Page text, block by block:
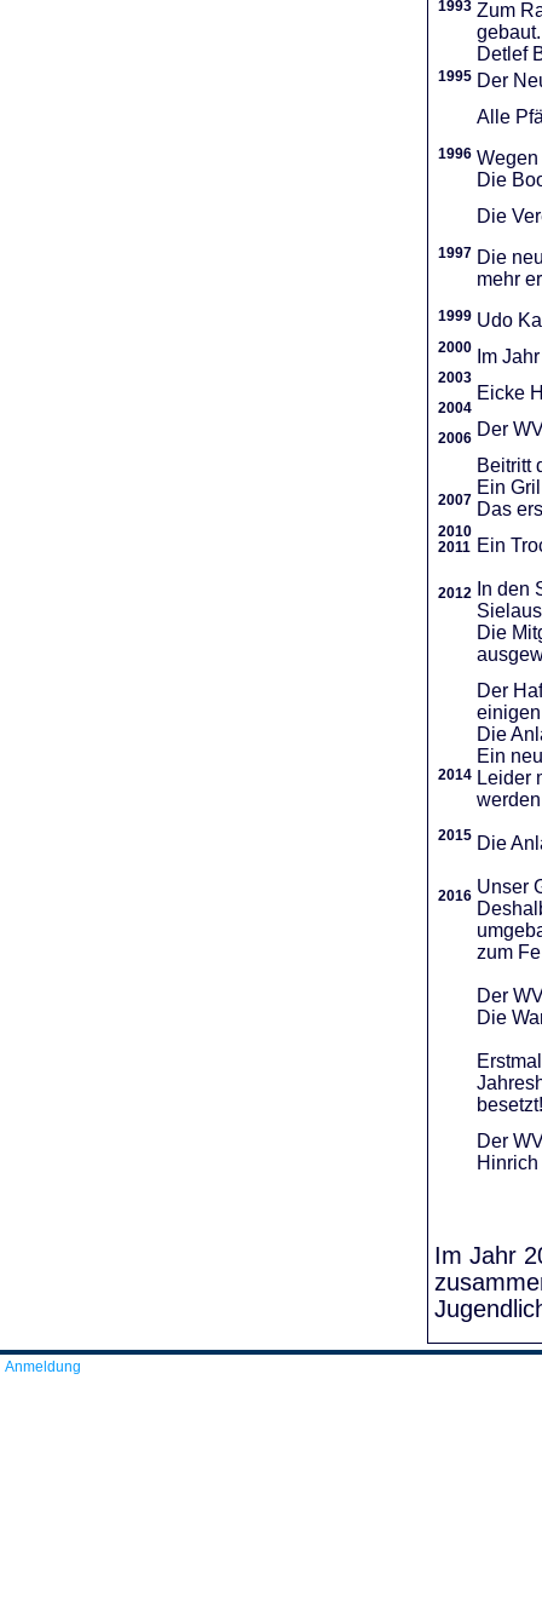
1993 Zum
gebaut.
Detlef
1995 Der
Alle
1996
Die
Die
1997 Die
mehr
1999
2000
2003
2004
2006
2007
2010
2011
2012
2014
2015
2016
Udo
Im
Eicke
Der
Beitritt
Ein
Das
Ein
In den
Die
Der
Die
Ein
Leider
Die
Unser
zum
Der
Die
besetzt!
Der
Im Jahr
Anmeldung